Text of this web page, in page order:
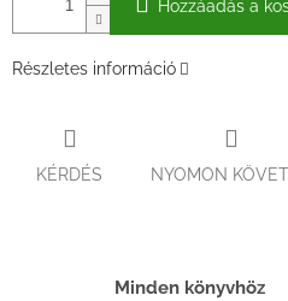
Hozzáadás a
Részletes információ
KÉRDÉS NYOMON
Minden könyvhöz